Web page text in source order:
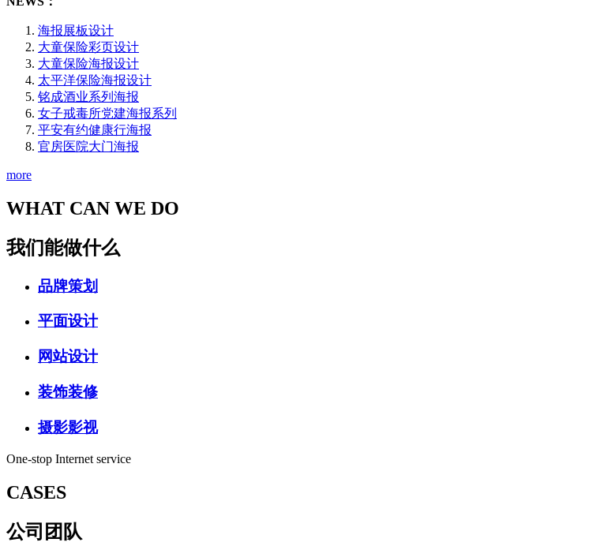
海报展板设计
大童保险彩页设计
大童保险海报设计
太平洋保险海报设计
铭成酒业系列海报
女子戒毒所党建海报系列
平安有约健康行海报
官房医院大门海报
more
WHAT CAN WE DO
我们能做什么
品牌策划
平面设计
网站设计
装饰装修
摄影影视
One-stop Internet service
CASES
公司团队